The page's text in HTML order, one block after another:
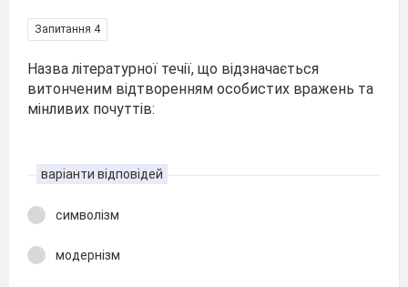
Запитання 4
Назва літературної течії, що відзначається
витонченим відтворенням особистих вражень та
мінливих почуттів:
варіанти відповідей
символізм
модернізм